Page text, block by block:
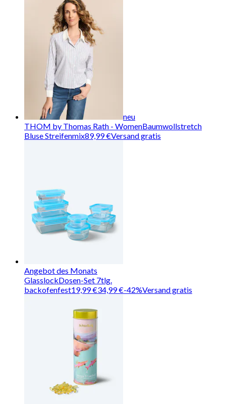
neu
THOM by Thomas Rath - WomenBaumwollstretch
Bluse Streifenmix89,99 €Versand gratis
Angebot des Monats
GlasslockDosen-Set 7tlg.
backofenfest19,99 €34,99 €-42%Versand gratis